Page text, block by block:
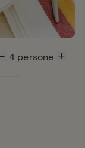
4persone